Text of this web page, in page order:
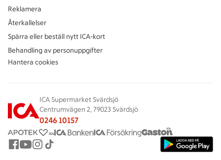
Reklamera
Återkallelser
Spärra eller beställ nytt ICA-kort
Behandling av personuppgifter
Hantera cookies
ICA Supermarket Svärdsjö
Centrumvägen 2, 79023 Svärdsjö
0246 10157